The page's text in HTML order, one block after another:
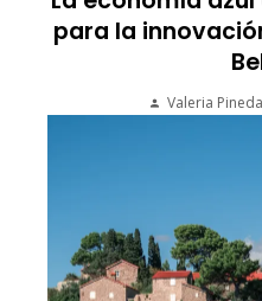
para la
Valeria Pineda